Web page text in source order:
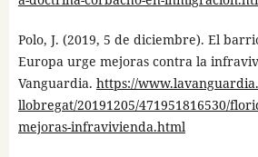
Polo, J. (2019, 5 de diciembre). El
Europa urge mejoras contra la
Vanguardia. https://
llobregat/20191205/471951816530/
mejoras-infravivienda.html